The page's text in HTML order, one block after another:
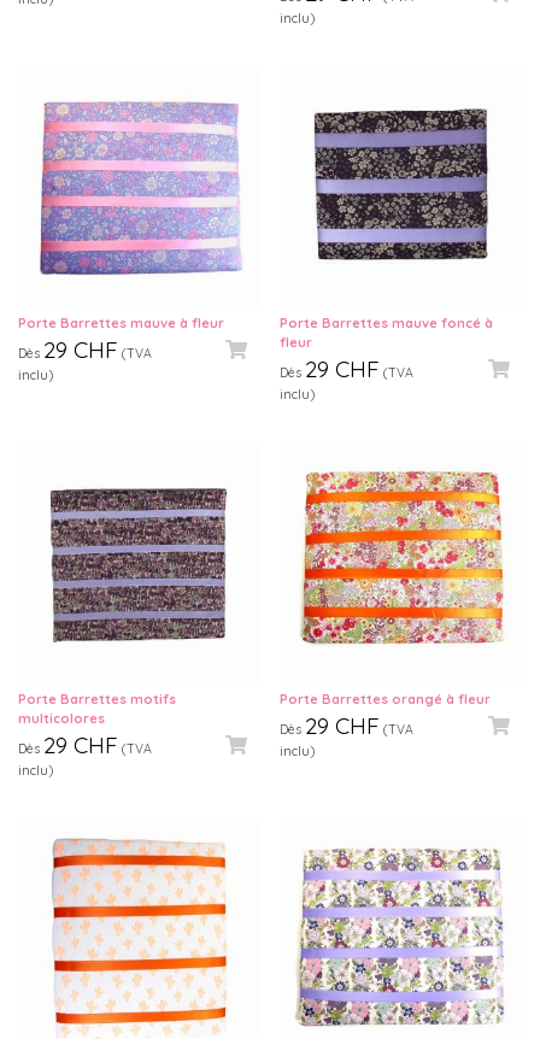
inclu)
Porte Barrettes mauve à fleur
Dès 29 CHF (TVA
inclu)
Porte Barrettes mauve foncé à
fleur
Dès 29CHF (TVA
inclu)
Porte Barrettes motifs
multicolores
Dès 29 CHF (TVA
inclu)
Porte Barrettes orangé à fleur
Dès 29CHF (TVA
inclu)